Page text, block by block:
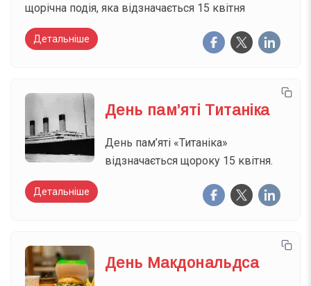
щорічна подія, яка відзначається 15 квітня
Детальніше
День пам’яті Титаніка
День пам’яті «Титаніка»
відзначається щороку 15 квітня.
Детальніше
День Макдональдса